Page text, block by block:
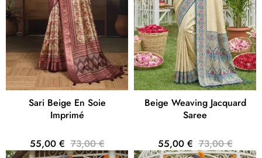
Sari Beige En Soie
Imprimé
55,00 € 73,00 €
Beige Weaving Jacquard
Saree
55,00 € 73,00 €